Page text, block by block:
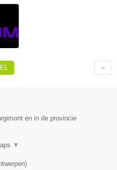
en in de provincie
▼
)